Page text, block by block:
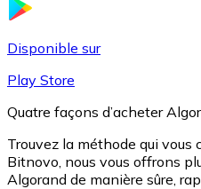
Disponible sur
Play Store
Quatre façons d’acheter
Trouvez la méthode qui vous
Bitnovo, nous vous offrons
Algorand de manière sûre,